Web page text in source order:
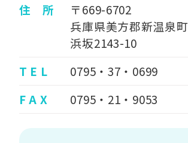
住 所
〒669-6702
兵庫県美方郡新温泉町
浜坂2143-10
T E L
0795・37・0699
F A X
0795・21・9053